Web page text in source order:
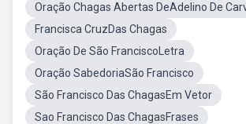
Oração Chagas Abertas DeAdelino De
Francisca CruzDas Chagas
Oração De São FranciscoLetra
Oração SabedoriaSão Francisco
São Francisco Das ChagasEm Vetor
Sao Francisco Das ChagasFrases